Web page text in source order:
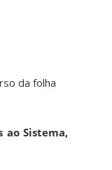
da folha
ao Sistema,